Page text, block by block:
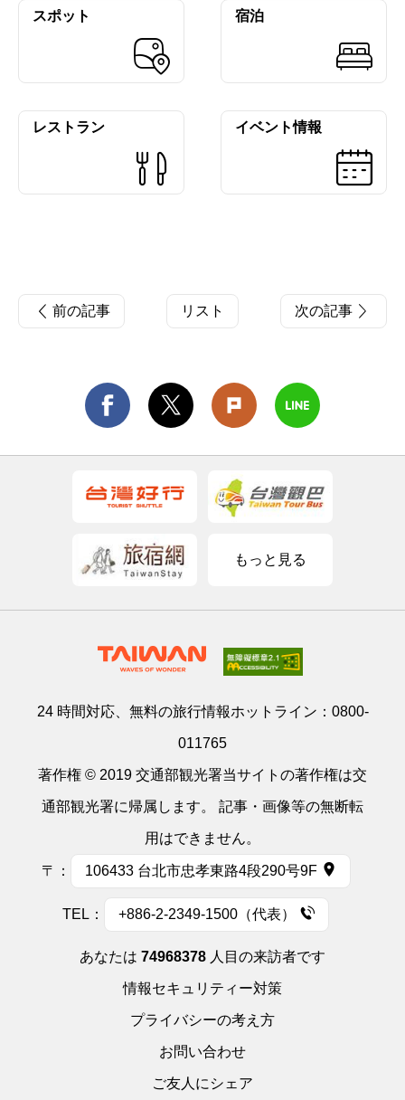
スポット 宿泊
レストラン イベント情報
前の記事 リスト 次の記事
もっと見る
24 時間対応、無料の旅行情報ホットライン： 0800-
011765
著作権 © 2019 交通部観光署当サイトの著作権は交
通部観光署に帰属します。 記事・画像等の無断転
用はできません。
〒： 106433 台北市忠孝東路4段290号9F
TEL： +886-2-2349-1500（代表）
あなたは 74968378 人目の来訪者です
情報セキュリティー対策
プライバシーの考え方
お問い合わせ
ご友人にシェア